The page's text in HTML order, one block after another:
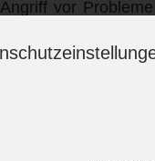
vor
Spieler die